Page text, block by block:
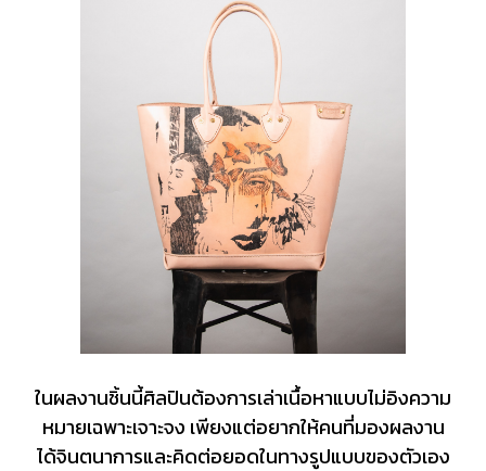
ในผลงานชิ้นนี้ศิลปินต้องการเล่าเนื้อหาแบบไม่อิงความ
หมายเฉพาะเจาะจง เพียงแต่อยากให้คนที่มองผลงาน
ได้จินตนาการและคิดต่อยอดในทางรูปแบบของตัวเอง